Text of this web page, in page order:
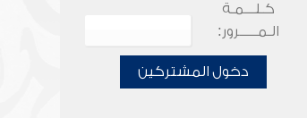
كـلـــمـة
الـمـــــرور:
دخول المشتركين